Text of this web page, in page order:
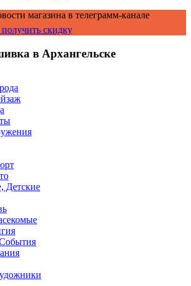
магазина в телеграмм-канале
скидку
в Архангельске
Детские